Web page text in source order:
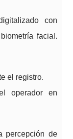
con
facial.
el registro.
operador en
percepción de